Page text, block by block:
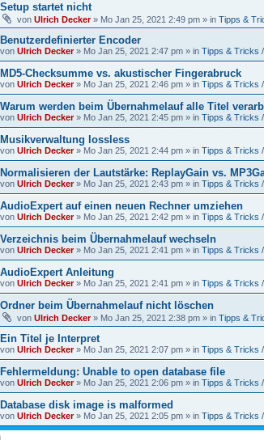
Setup startet nicht
von Ulrich Decker» Mo Jan 25, 2021 2:49 pm » in Tipps &
Benutzerdefinierter Encoder
von Ulrich Decker» Mo Jan 25, 2021 2:47 pm » in Tipps & Tricks
MD5-Checksumme vs. akustischer Fingerabruck
von Ulrich Decker» Mo Jan 25, 2021 2:46 pm » in Tipps & Tricks
Warum werden beim Übernahmelauf alle Titel
von Ulrich Decker» Mo Jan 25, 2021 2:45 pm » in Tipps & Tricks
Musikverwaltung lossless
von Ulrich Decker» Mo Jan 25, 2021 2:44 pm » in Tipps & Tricks
Normalisieren der Lautstärke: ReplayGain vs.
von Ulrich Decker» Mo Jan 25, 2021 2:43 pm » in Tipps & Tricks
AudioExpert auf einen neuen Rechner umziehen
von Ulrich Decker» Mo Jan 25, 2021 2:42 pm » in Tipps & Tricks
Verzeichnis beim Übernahmelauf wechseln
von Ulrich Decker» Mo Jan 25, 2021 2:41 pm » in Tipps & Tricks
AudioExpert Anleitung
von Ulrich Decker» Mo Jan 25, 2021 2:41 pm » in Tipps & Tricks
Ordner beim Übernahmelauf nicht löschen
von Ulrich Decker» Mo Jan 25, 2021 2:38 pm » in Tipps &
Ein Titel je Interpret
von Ulrich Decker» Mo Jan 25, 2021 2:07 pm » in Tipps & Tricks
Fehlermeldung: Unable to open database file
von Ulrich Decker» Mo Jan 25, 2021 2:06 pm » in Tipps & Tricks
Database disk image is malformed
von Ulrich Decker» Mo Jan 25, 2021 2:05 pm » in Tipps & Tricks